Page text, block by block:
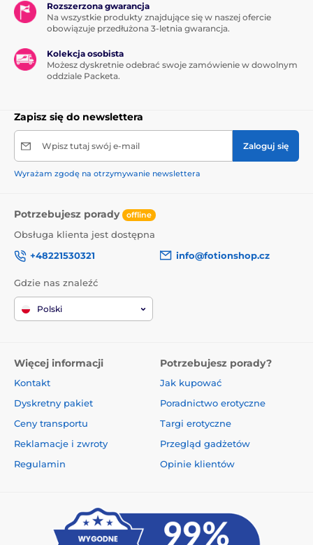
Rozszerzona gwarancja
Na wszystkie produkty znajdujące się w naszej ofercie
obowiązuje przedłużona 3-letnia gwarancja.
Kolekcja osobista
Możesz dyskretnie odebrać swoje zamówienie w dowolnym
oddziale Packeta.
Zapisz się do newslettera
Wpisz tutaj swój e-mail Zaloguj się
Wyrażam zgodę na otrzymywanie newslettera
Potrzebujesz porady offline
Obsługa klienta jest dostępna
+48221530321
info@fotionshop.cz
Gdzie nas znaleźć
Polski
Więcej informacji
Kontakt
Dyskretny pakiet
Ceny transportu
Reklamacje i zwroty
Regulamin
Potrzebujesz porady?
Jak kupować
Poradnictwo erotyczne
Targi erotyczne
Przegląd gadżetów
Opinie klientów